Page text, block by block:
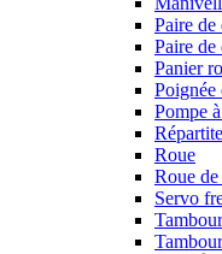
Paire de
Paire de
Panier
Poignée
Pompe
Roue
Roue de
Servo